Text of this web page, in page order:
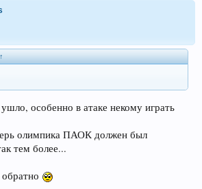
↑
особенно в атаке некому играть
олимпика ПАОК должен был
тем более...